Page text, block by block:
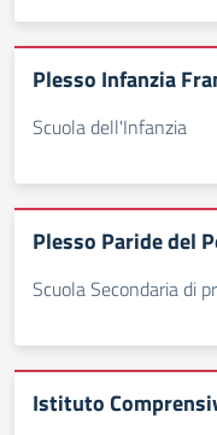
Plesso Infanzia
Scuola dell'Infanzia
Plesso Paride del
Scuola Secondaria di
Istituto